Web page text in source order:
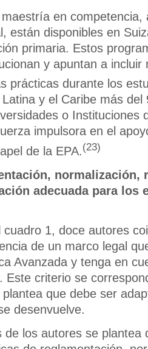
en competencia,
están disponibles en
primaria. Estos
y apuntan a incluir
prácticas durante los
y el Caribe más
o Instituciones
impulsora en el
de la EPA.(23)
normalización,
adecuada para los
1, doce autores
de un marco legal
Avanzada y tenga en
Este criterio se
que debe ser
desenvuelve.
de los autores se plantea